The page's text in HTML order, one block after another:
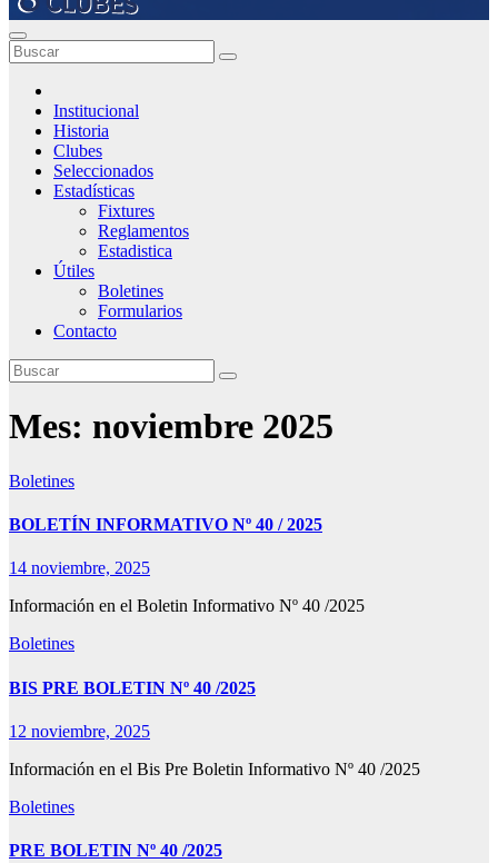
Institucional
Historia
Clubes
Seleccionados
Estadísticas
Fixtures
Reglamentos
Estadistica
Útiles
Boletines
Formularios
Contacto
Mes: noviembre 2025
Boletines
BOLETÍN INFORMATIVO Nº 40 / 2025
14 noviembre, 2025
Información en el Boletin Informativo Nº 40 /2025
Boletines
BIS PRE BOLETIN Nº 40 /2025
12 noviembre, 2025
Información en el Bis Pre Boletin Informativo Nº 40 /2025
Boletines
PRE BOLETIN Nº 40 /2025